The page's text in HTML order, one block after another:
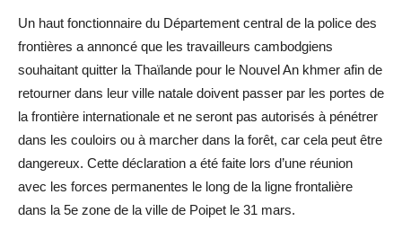
Un haut fonctionnaire du Département central de la police des
frontières a annoncé que les travailleurs cambodgiens
souhaitant quitter la Thaïlande pour le Nouvel An khmer afin de
retourner dans leur ville natale doivent passer par les portes de
la frontière internationale et ne seront pas autorisés à pénétrer
dans les couloirs ou à marcher dans la forêt, car cela peut être
dangereux. Cette déclaration a été faite lors d’une réunion
avec les forces permanentes le long de la ligne frontalière
dans la 5e zone de la ville de Poipet le 31 mars.